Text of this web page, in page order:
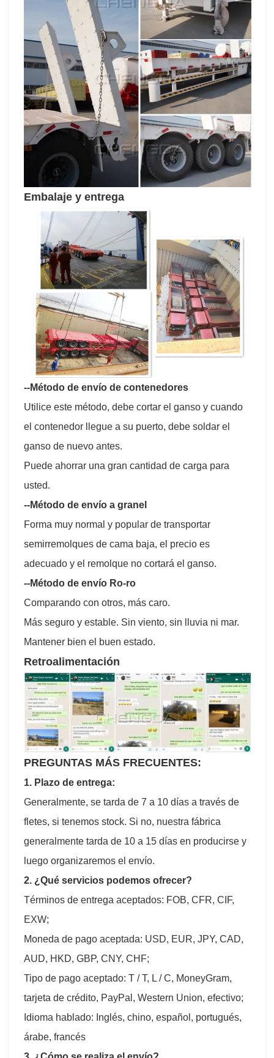
Embalaje y entrega
--Método de envío de contenedores
Utilice este método, debe cortar el ganso y cuando
el contenedor llegue a su puerto, debe soldar el
ganso de nuevo antes.
Puede ahorrar una gran cantidad de carga para
usted.
--Método de envío a granel
Forma muy normal y popular de transportar
semirremolques de cama baja, el precio es
adecuado y el remolque no cortará el ganso.
--Método de envío Ro-ro
Comparando con otros, más caro.
Más seguro y estable. Sin viento, sin lluvia ni mar.
Mantener bien el buen estado.
Retroalimentación
PREGUNTAS MÁS FRECUENTES:
1. Plazo de entrega:
Generalmente, se tarda de 7 a 10 días a través de
fletes, si tenemos stock. Si no, nuestra fábrica
generalmente tarda de 10 a 15 días en producirse y
luego organizaremos el envío.
2. ¿Qué servicios podemos ofrecer?
Términos de entrega aceptados: FOB, CFR, CIF,
EXW;
Moneda de pago aceptada: USD, EUR, JPY, CAD,
AUD, HKD, GBP, CNY, CHF;
Tipo de pago aceptado: T / T, L / C, MoneyGram,
tarjeta de crédito, PayPal, Western Union, efectivo;
Idioma hablado: Inglés, chino, español, portugués,
árabe, francés